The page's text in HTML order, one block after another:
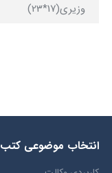
وزیری(17*23)
انتخاب​ موضوعي​ کتب